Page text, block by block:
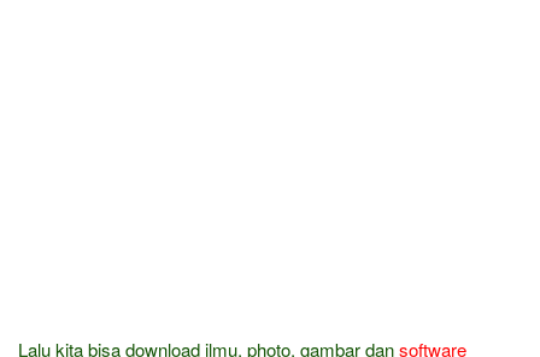
Lalu kita bisa download ilmu, photo, gambar dansoftware